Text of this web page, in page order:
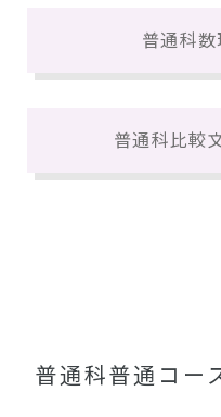
普通科
普通科比較
普通科普通コー